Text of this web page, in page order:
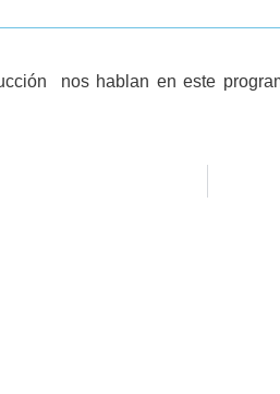
nos hablan en este